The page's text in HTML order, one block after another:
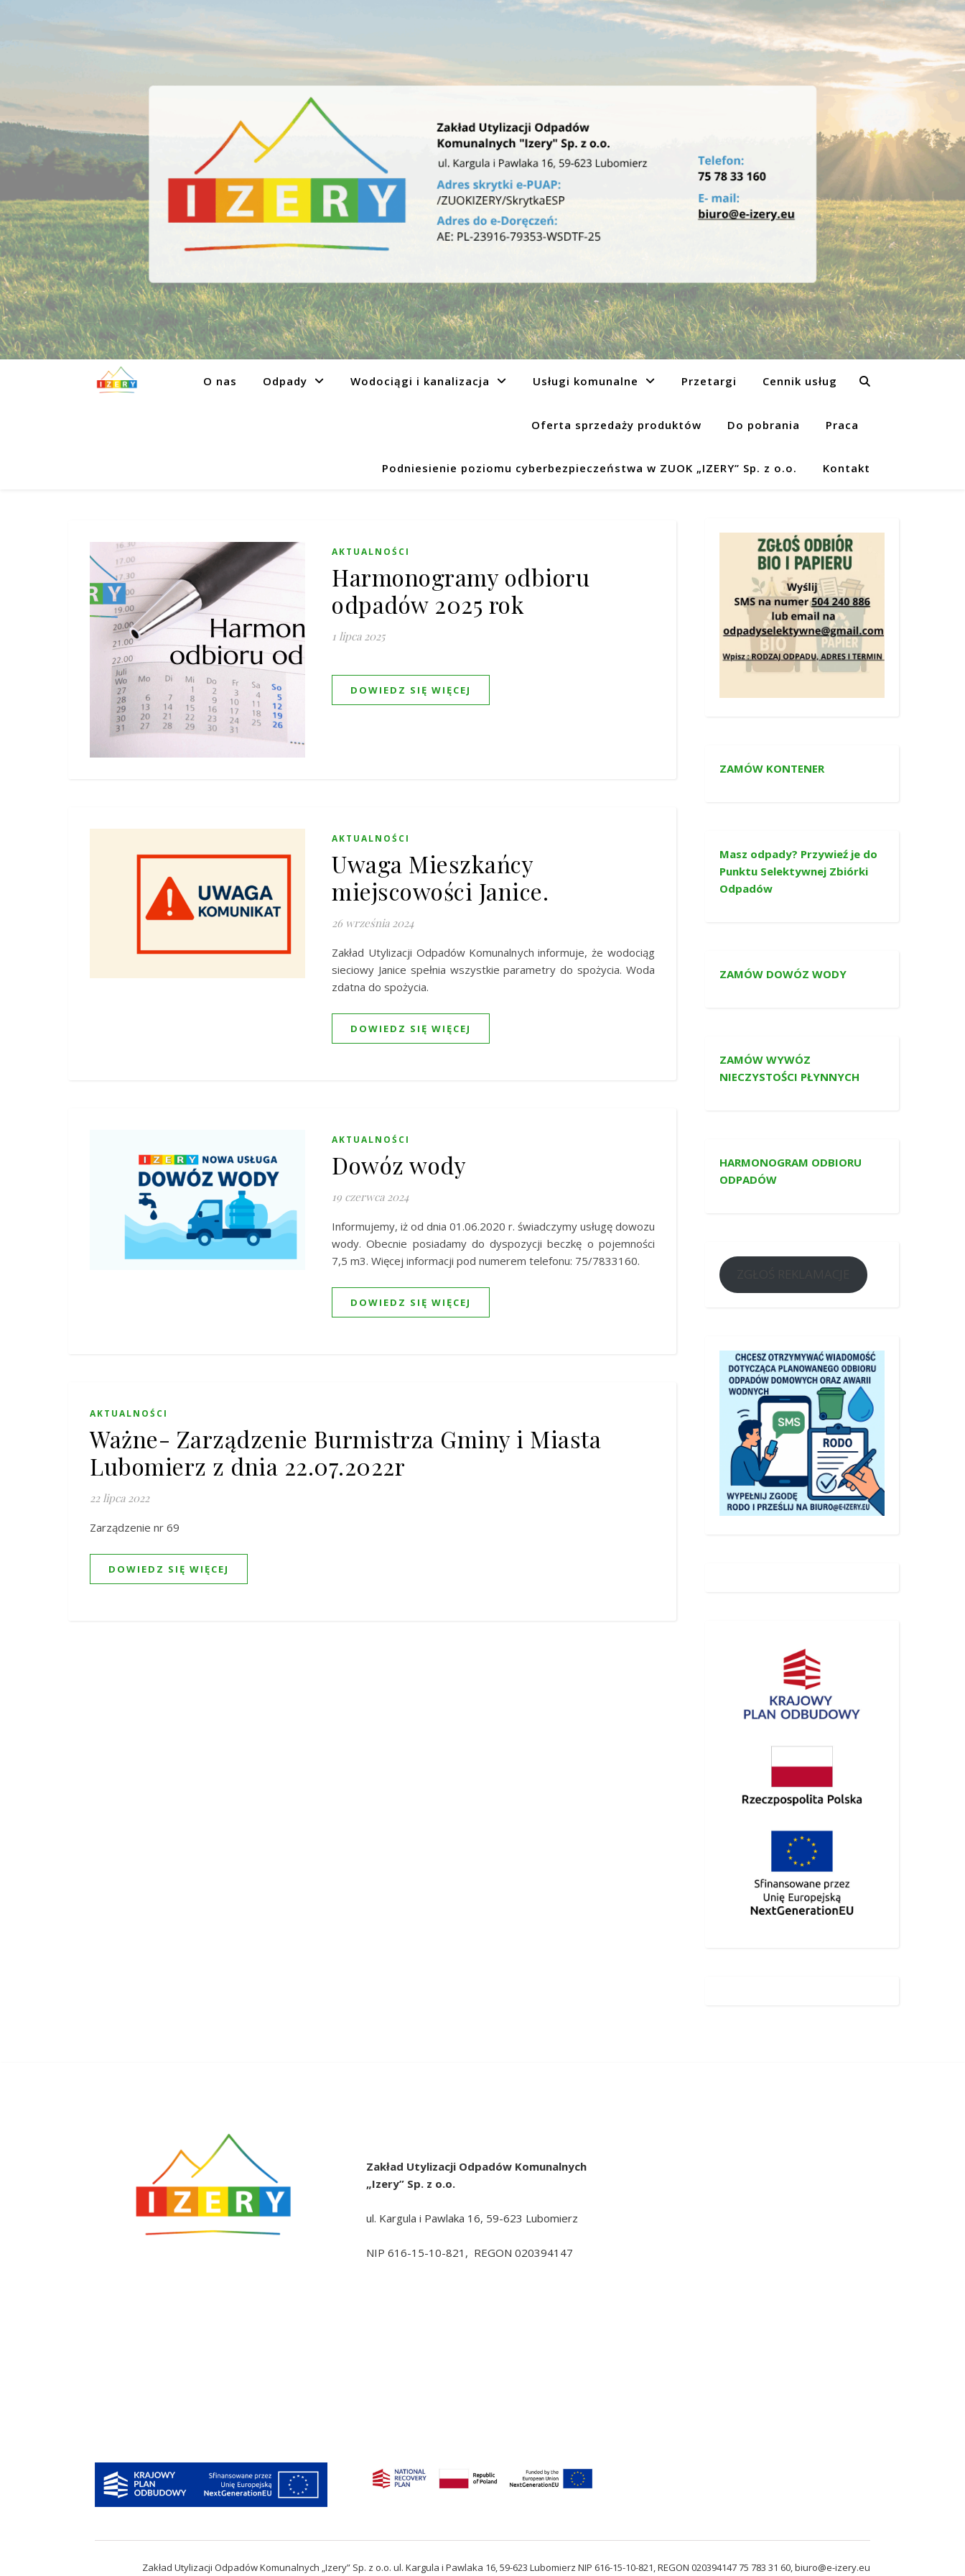
O nas Odpady Wodociągi i kanalizacja Usługi komunalne Przetargi Cennik usług
Oferta sprzedaży produktów Do pobrania Praca
Podniesienie poziomu cyberbezpieczeństwa w ZUOK „IZERY” Sp. z o.o. Kontakt
AKTUALNOŚCI
Harmonogramy odbioru
odpadów 2025 rok
1 lipca 2025
DOWIEDZ SIĘ WIĘCEJ
AKTUALNOŚCI
Uwaga Mieszkańcy
miejscowości Janice.
26 września 2024
Zakład Utylizacji Odpadów Komunalnych informuje, że wodociąg
sieciowy Janice spełnia wszystkie parametry do spożycia. Woda
zdatna do spożycia.
DOWIEDZ SIĘ WIĘCEJ
AKTUALNOŚCI
Dowóz wody
19 czerwca 2024
Informujemy, iż od dnia 01.06.2020 r. świadczymy usługę dowozu
wody. Obecnie posiadamy do dyspozycji beczkę o pojemności
7,5 m3. Więcej informacji pod numerem telefonu: 75/7833160.
DOWIEDZ SIĘ WIĘCEJ
AKTUALNOŚCI
Ważne- Zarządzenie Burmistrza Gminy i Miasta
Lubomierz z dnia 22.07.2022r
22 lipca 2022
Zarządzenie nr 69
DOWIEDZ SIĘ WIĘCEJ
ZAMÓW KONTENER
Masz odpady? Przywieź je do
Punktu Selektywnej Zbiórki
Odpadów
ZAMÓW DOWÓZ WODY
ZAMÓW WYWÓZ
NIECZYSTOŚCI PŁYNNYCH
HARMONOGRAM ODBIORU
ODPADÓW
Zakład Utylizacji Odpadów Komunalnych
„Izery” Sp. z o.o.
ul. Kargula i Pawlaka 16, 59-623 Lubomierz
NIP 616-15-10-821, REGON 020394147
Zakład Utylizacji Odpadów Komunalnych „Izery” Sp. z o.o. ul. Kargula i Pawlaka 16, 59-623 Lubomierz NIP 616-15-10-821, REGON 020394147 75 783 31 60, biuro@e-izery.eu